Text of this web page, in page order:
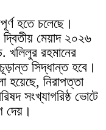
হতে চলেছে।
মেয়াদ ২০২৬
খলিলুর রহমানের
সিদ্ধান্ত হবে।
হয়েছে, নিরাপত্তা
সংখ্যাগরিষ্ঠ ভোটে
দেয়।